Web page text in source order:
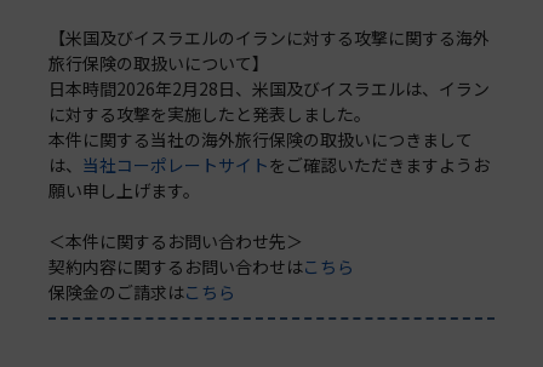
【米国及びイスラエルのイランに対する攻撃に関する海外
旅行保険の取扱いについて】
日本時間2026年2月28日、米国及びイスラエルは、イラン
に対する攻撃を実施したと発表しました。
本件に関する当社の海外旅行保険の取扱いにつきまして
は、 当社コーポレートサイトをご確認いただきますようお
願い申し上げます。
＜本件に関するお問い合わせ先＞
契約内容に関するお問い合わせはこちら
保険金のご請求はこちら